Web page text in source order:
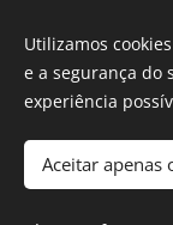
Share
Utilizamos
e a segurança do
experiência
Aceitar apenas